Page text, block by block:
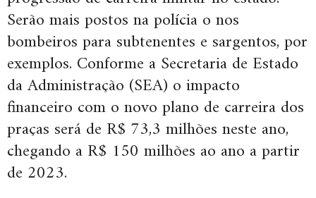
Serão mais postos na polícia o nos
bombeiros para subtenentes e sargentos, por
exemplos. Conforme a Secretaria de Estado
da Administração (SEA) o impacto
financeiro com o novo plano de carreira dos
praças será de R$ 73,3 milhões neste ano,
chegando a R$ 150 milhões ao ano a partir
de 2023.